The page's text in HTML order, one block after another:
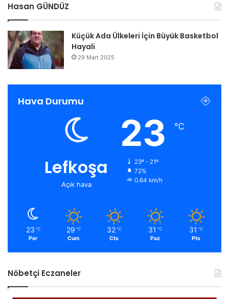
Hasan GÜNDÜZ
Küçük Ada Ülkeleri İçin Büyük Basketbol
Hayali
29 Mart 2025
Hava Durumu
Lefkoşa
Açık hava
23 ℃
23º - 21º
72%
0.64 km/h
23 ℃
Per
29 ℃
Cum
32 ℃
Cts
31 ℃
Paz
31 ℃
Pts
Nöbetçi Eczaneler